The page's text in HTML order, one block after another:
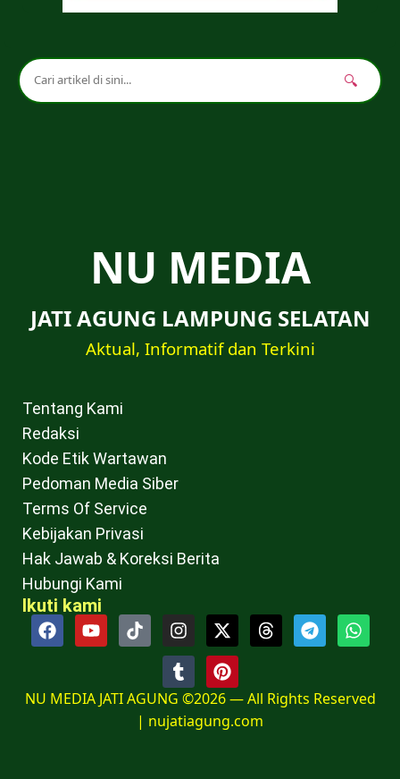
🔍
NU MEDIA
JATI AGUNG LAMPUNG SELATAN
Aktual, Informatif dan Terkini
Tentang Kami
Redaksi
Kode Etik Wartawan
Pedoman Media Siber
Terms Of Service
Kebijakan Privasi
Hak Jawab & Koreksi Berita
Hubungi Kami
Ikuti kami
NU MEDIA JATI AGUNG ©2026 — All Rights Reserved
| nujatiagung.com